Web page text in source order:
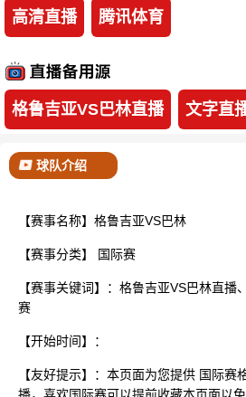
高清直播 腾讯体育
格鲁吉亚VS巴林直播 文字直
球队介绍
【赛事名称】格鲁吉亚VS巴林
【赛事分类】 国际赛
【赛事关键词】：格鲁吉亚VS巴林直播
赛
【开始时间】：
【友好提示】：本页面为您提供 国际赛